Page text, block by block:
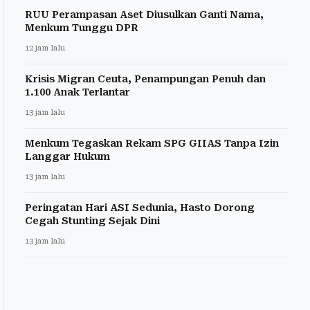
RUU Perampasan Aset Diusulkan Ganti Nama,
Menkum Tunggu DPR
12 jam lalu
Krisis Migran Ceuta, Penampungan Penuh dan
1.100 Anak Terlantar
13 jam lalu
Menkum Tegaskan Rekam SPG GIIAS Tanpa Izin
Langgar Hukum
13 jam lalu
Peringatan Hari ASI Sedunia, Hasto Dorong
Cegah Stunting Sejak Dini
13 jam lalu